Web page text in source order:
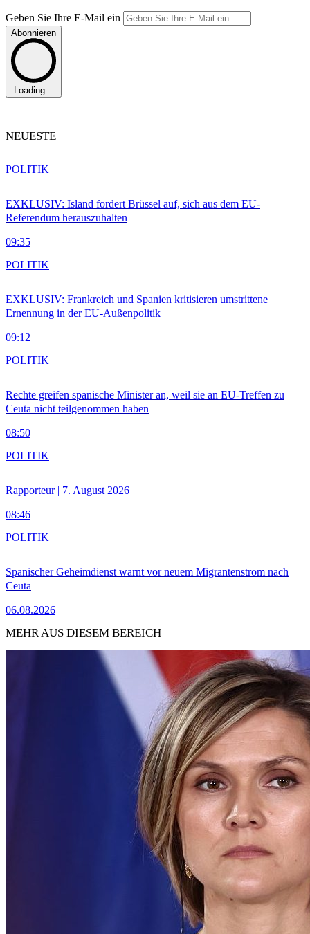
Geben Sie Ihre E-Mail ein
Abonnieren
Loading...
NEUESTE
EXKLUSIV: Island fordert Brüssel auf, sich aus dem EU-
Referendum herauszuhalten
09:35
POLITIK
EXKLUSIV: Frankreich und Spanien kritisieren umstrittene
Ernennung in der EU-Außenpolitik
09:12
POLITIK
Rechte greifen spanische Minister an, weil sie an EU-Treffen zu
Ceuta nicht teilgenommen haben
08:50
POLITIK
Rapporteur | 7. August 2026
08:46
POLITIK
Spanischer Geheimdienst warnt vor neuem Migrantenstrom nach
Ceuta
06.08.2026
POLITIK
MEHR AUS DIESEM BEREICH